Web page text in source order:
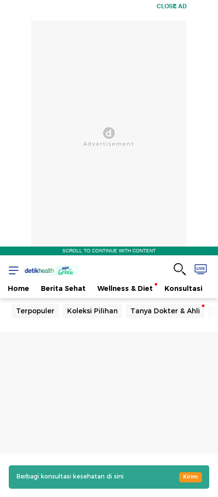
CLOSE AD
SCROLL TO CONTINUE WITH CONTENT
Home Berita Sehat Wellness & Diet Konsultasi
Terpopuler Koleksi Pilihan Tanya Dokter & Ahli
Berbagi konsultasi kesehatan di sini Kirim